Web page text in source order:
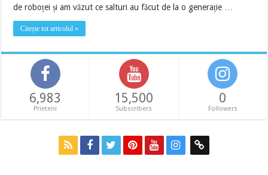
de roboței și am văzut ce salturi au făcut de la o generație …
Citește tot articolul »
6,983
Prieteni
15,500
Subscribers
0
Followers